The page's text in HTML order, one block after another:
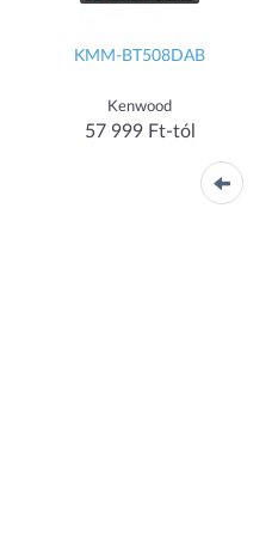
KMM-BT508DAB
Kenwood
57 999 Ft-tól